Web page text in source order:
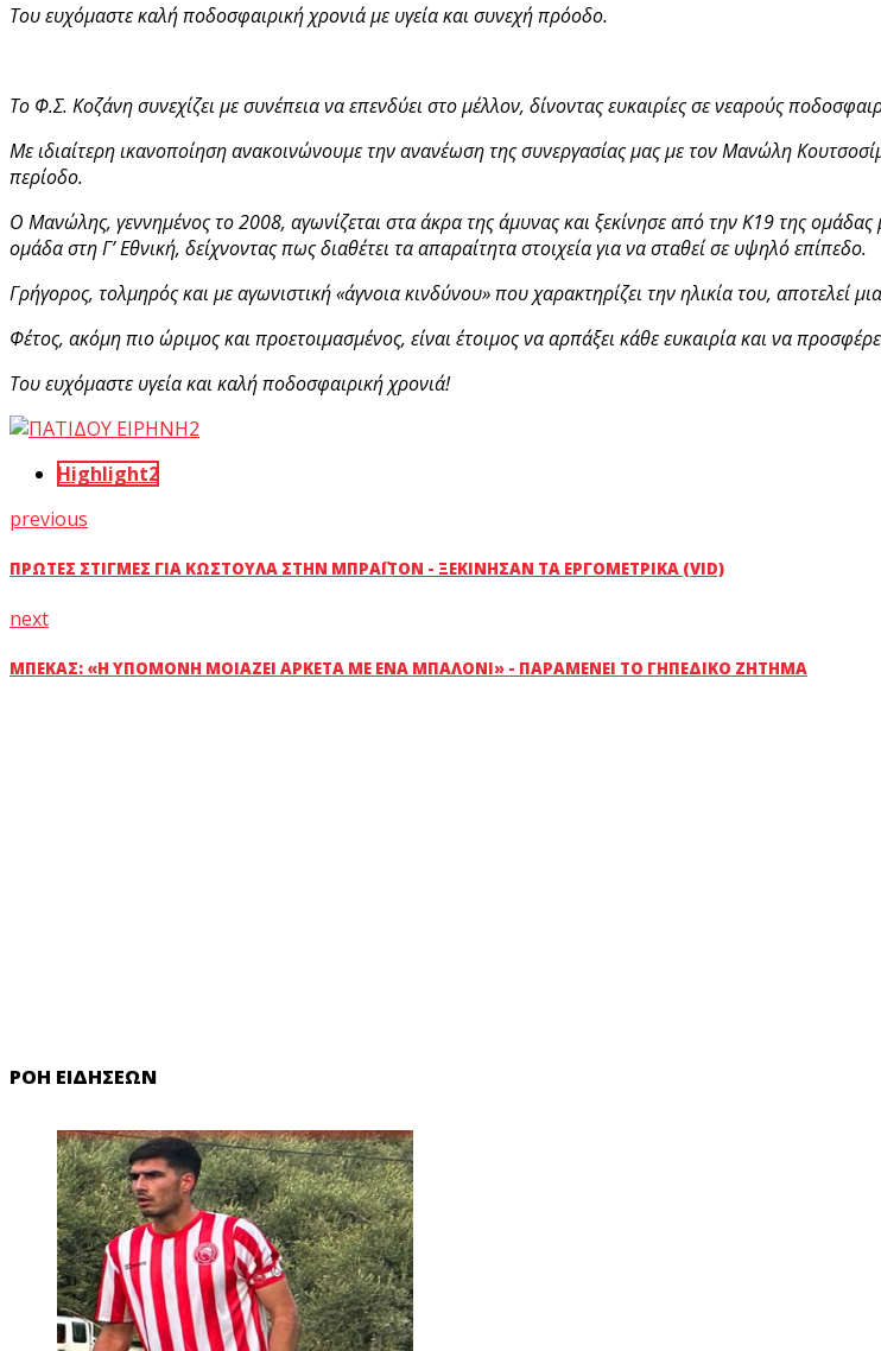
Του ευχόμαστε καλή ποδοσφαιρική χρονιά με υγεία και συνεχή πρόοδο.
Το Φ.Σ. Κοζάνη συνεχίζει με συνέπεια να επενδύει στο μέλλον, δίνοντας ευκαιρίες σε νεαρούς
Με ιδιαίτερη ικανοποίηση ανακοινώνουμε την ανανέωση της συνεργασίας μας με τον Μανώλη
περίοδο.
Ο Μανώλης, γεννημένος το 2008, αγωνίζεται στα άκρα της άμυνας και ξεκίνησε από την Κ19 της
ομάδα στη Γ’ Εθνική, δείχνοντας πως διαθέτει τα απαραίτητα στοιχεία για να σταθεί σε υψηλό επίπεδο.
Γρήγορος, τολμηρός και με αγωνιστική «άγνοια κινδύνου» που χαρακτηρίζει την ηλικία του, αποτελεί
Φέτος, ακόμη πιο ώριμος και προετοιμασμένος, είναι έτοιμος να αρπάξει κάθε ευκαιρία και να
Του ευχόμαστε υγεία και καλή ποδοσφαιρική χρονιά!
Highlight2
previous
ΠΡΏΤΕΣ ΣΤΙΓΜΈΣ ΓΙΑ ΚΩΣΤΟΎΛΑ ΣΤΗΝ ΜΠΡΆΙΤΟΝ - ΞΕΚΊΝΗΣΑΝ ΤΑ ΕΡΓΟΜΕΤΡΙΚΆ (VID)
next
ΜΠΈΚΑΣ: «Η ΥΠΟΜΟΝΉ ΜΟΙΆΖΕΙ ΑΡΚΕΤΆ ΜΕ ΈΝΑ ΜΠΑΛΌΝΙ» - ΠΑΡΑΜΈΝΕΙ ΤΟ ΓΗΠΕΔΙΚΌ ΖΉΤΗΜΑ
ΡΟΉ ΕΙΔΉΣΕΩΝ